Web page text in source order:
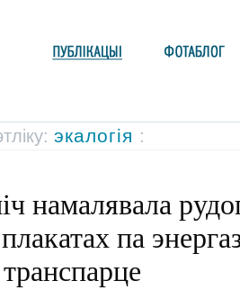
экалогія :
намалявала
па